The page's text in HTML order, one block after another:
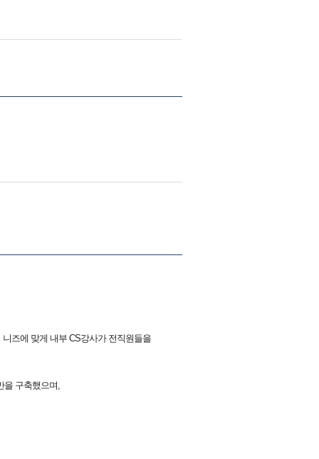
즈에 맞게 내부 CS강사가 전직원들을
을 구축했으며,